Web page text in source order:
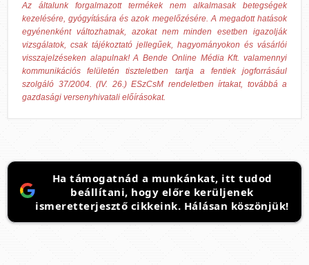
Az általunk forgalmazott termékek nem alkalmasak betegségek
kezelésére, gyógyítására és azok megelőzésére. A megadott hatások
egyénenként változhatnak, azokat nem minden esetben igazolják
vizsgálatok, csak tájékoztató jellegűek, hagyományokon és vásárlói
visszajelzéseken alapulnak! A Bende Online Média Kft. valamennyi
kommunikációs felületén tiszteletben tartja a fentiek jogforrásául
szolgáló 37/2004. (IV. 26.) ESzCsM rendeletben írtakat, továbbá a
gazdasági versenyhivatali előírásokat.
Ha támogatnád a munkánkat, itt tudod
beállítani, hogy előre kerüljenek
ismeretterjesztő cikkeink. Hálásan köszönjük!